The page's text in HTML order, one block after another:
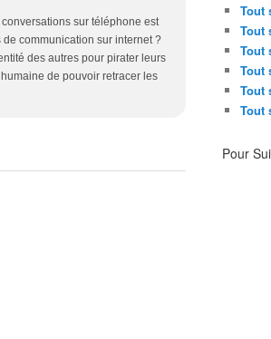
sur téléphone est
communication sur internet ?
des autres pour pirater leurs
de pouvoir retracer les
Tout
Tout
Tout
Tout
Tout
Tout
Pour